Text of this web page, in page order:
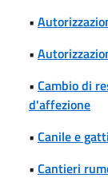
•
•
• Cambio di
d'affezione
• Canile e
• Cantieri